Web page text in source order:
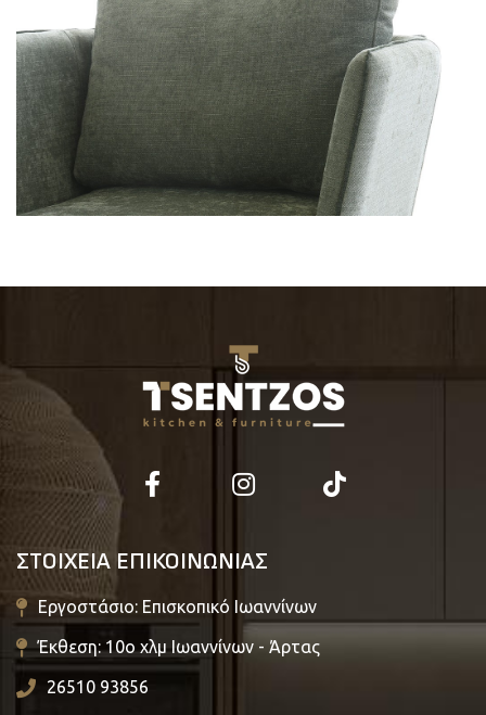
ΣΤΟΙΧΕΙΑ ΕΠΙΚΟΙΝΩΝΙΑΣ
Εργοστάσιο: Επισκοπικό Ιωαννίνων
Έκθεση: 10ο χλμ Ιωαννίνων - Άρτας
26510 93856